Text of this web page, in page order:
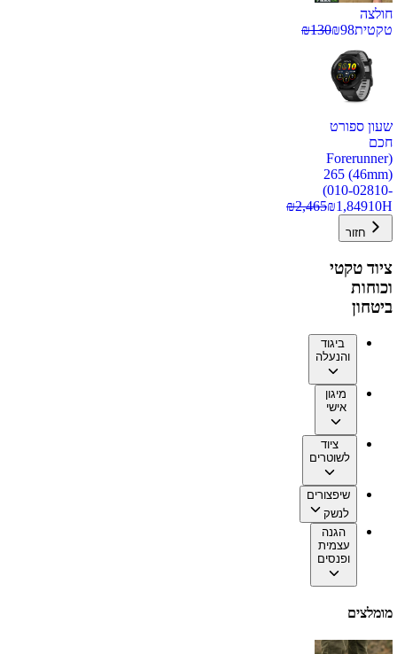
חולצה
טקטית
₪98
₪130
שעון ספורט
חכם
(Forerunner
265 (46mm)
(010-02810-
10H
₪1,849
₪2,465
חזור
ציוד טקטי
וכוחות
ביטחון
ביגוד
והנעלה
מיגון
אישי
ציוד
לשוטרים
שיפצורים
לנשק
הגנה
עצמית
ופנסים
מומלצים